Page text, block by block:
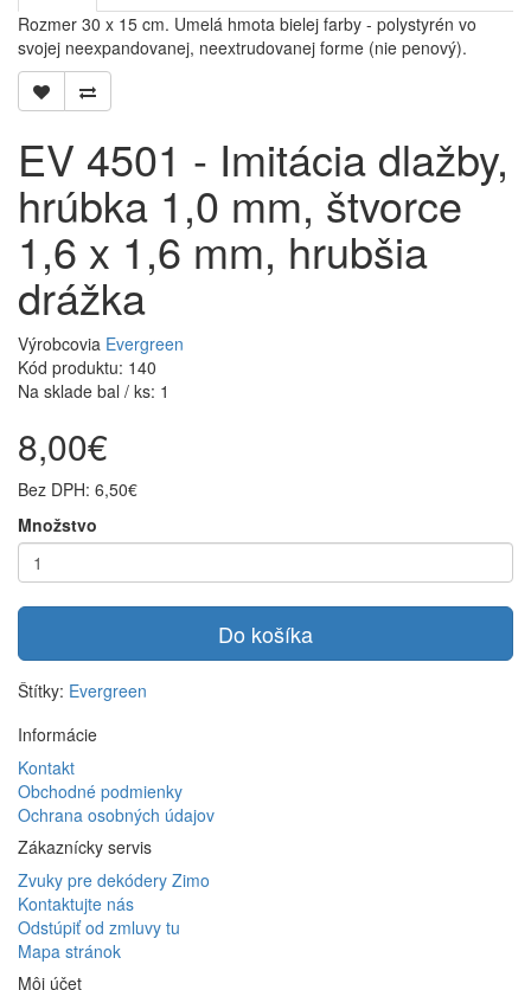
Rozmer 30 x 15 cm. Umelá hmota bielej farby - polystyrén vo
svojej neexpandovanej, neextrudovanej forme (nie penový).
EV 4501 - Imitácia dlažby,
hrúbka 1,0 mm, štvorce
1,6 x 1,6 mm, hrubšia
drážka
Výrobcovia Evergreen
Kód produktu: 140
Na sklade bal / ks: 1
8,00€
Bez DPH: 6,50€
Množstvo
Do košíka
Štítky: Evergreen
Informácie
Kontakt
Obchodné podmienky
Ochrana osobných údajov
Zákaznícky servis
Zvuky pre dekódery Zimo
Kontaktujte nás
Odstúpiť od zmluvy tu
Mapa stránok
Môj účet